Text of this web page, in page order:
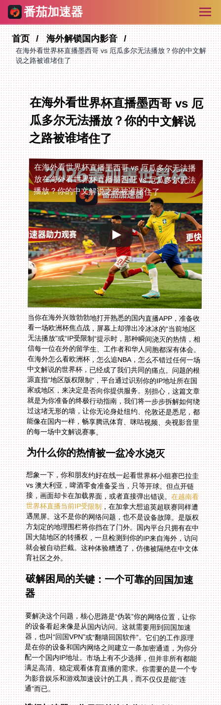
番茄加速器
首页 海外解锁国内影音
在海外看世界杯直播墨西哥 vs 厄瓜多尔无法播放？你的中文解
说之路被谁堵住了
在海外看世界杯直播墨西哥 vs 厄
瓜多尔无法播放？你的中文解说
之路被谁堵住了
在海外看世界杯直播墨西哥 vs 厄瓜多尔无法播
放在海外看世界杯直播墨西哥 vs 厄瓜多尔无法
播放？你的中文解说之路被谁堵住了
当你在海外兴致勃勃地打开熟悉的国内直播APP，准备收
看一场欧洲杯焦点战，屏幕上却弹出冷冰冰的“当前地区
无法播放”或“IP受限制”提示时，那种瞬间浇灭的热情，相
信每一位在外的留学生、工作者和华人同胞都深有体会。
在海外怎么看欧洲杯，怎么追NBA，怎么不错过任何一场
中文解说的世界杯，已经成了我们共同的痛点。问题的根
源直指“地区版权限制”，平台通过识别你的IP地址所在国
家或地区，来决定是否向你提供服务。别担心，这篇文章
就是为你准备的终极行动指南，我们将一步步拆解如何绕
过这堵无形的墙，让你无论身处纽约、伦敦还是悉尼，都
能像在国内一样，畅享腾讯体育、咪咕视频、央视影音里
的每一场中文解说赛事。
为什么你的热情被一盆冷水浇灭
想象一下，你和朋友约好在线一起看世界杯小组赛巴拉圭
vs 澳大利亚，啤酒零食准备妥当，只等开球。但点开链
接，画面却卡在加载界面，或者直接弹出错误。在越南看
世界杯直播当前IP受限制，在加拿大想追英超联赛同样遭
遇黑屏。这不是你的网络问题，也不是设备故障。是版权
方划定的地理围栏将你挡在了门外。国内平台只拥有在中
国大陆地区的转播权，一旦检测到你的IP来自海外，访问
就会被自动拦截。这种体验糟透了，仿佛被隔绝在中文体
育社区之外。
破解困局的关键：一个可靠的回国加速
器
要解决这个问题，核心思路是“伪装”你的网络位置，让你
的设备看起来像是从国内访问。这就需要用到回国加速
器，也叫“回国VPN”或“翻墙回国软件”。它们的工作原理
是在你的设备和国内网络之间建立一条加密通道，为你分
配一个国内IP地址。市场上有不少选择，但并非所有都能
满足高清、稳定观看体育直播的需求。你需要的是一个专
为影音娱乐和游戏加速设计的工具，而不仅仅是能“连
通”而已。